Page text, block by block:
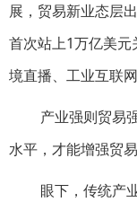
展，贸易新业态层
首次站上1万亿美
境直播、工业互联
产业强则贸易
水平，才能增强贸
眼下，传统产